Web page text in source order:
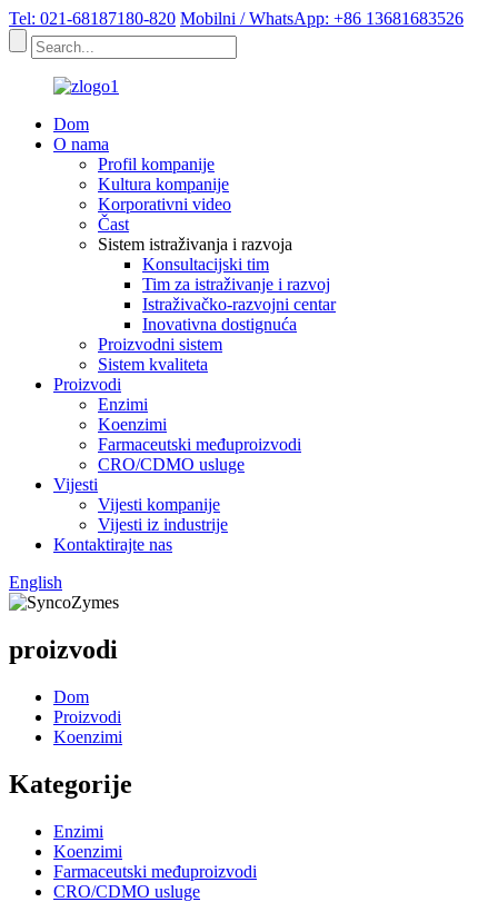
Tel: 021-68187180-820 Mobilni / WhatsApp: +86 13681683526
Dom
O nama
Profil kompanije
Kultura kompanije
Korporativni video
Čast
Sistem istraživanja i razvoja
Konsultacijski tim
Tim za istraživanje i razvoj
Istraživačko-razvojni centar
Inovativna dostignuća
Proizvodni sistem
Sistem kvaliteta
Proizvodi
Enzimi
Koenzimi
Farmaceutski međuproizvodi
CRO/CDMO usluge
Vijesti
Vijesti kompanije
Vijesti iz industrije
Kontaktirajte nas
English
proizvodi
Dom
Proizvodi
Koenzimi
Kategorije
Enzimi
Koenzimi
Farmaceutski međuproizvodi
CRO/CDMO usluge